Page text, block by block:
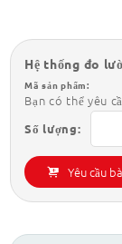
Hệ thống đo
Mã sản phẩm:
Bạn có thể yêu
Số lượng:
Yêu cầu